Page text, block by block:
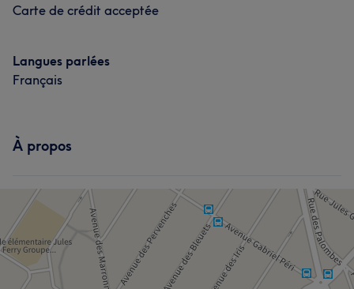
Carte de crédit acceptée
Langues parlées
Français
À propos